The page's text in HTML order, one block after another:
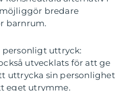
bredare
barnrum.
personligt uttryck:
utvecklats för att ge
uttrycka sin personlighet
eget utrymme.